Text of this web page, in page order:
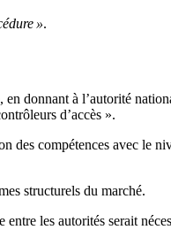
».
donnant à l’autorité
d’accès ».
compétences avec le
structurels du marché.
les autorités serait